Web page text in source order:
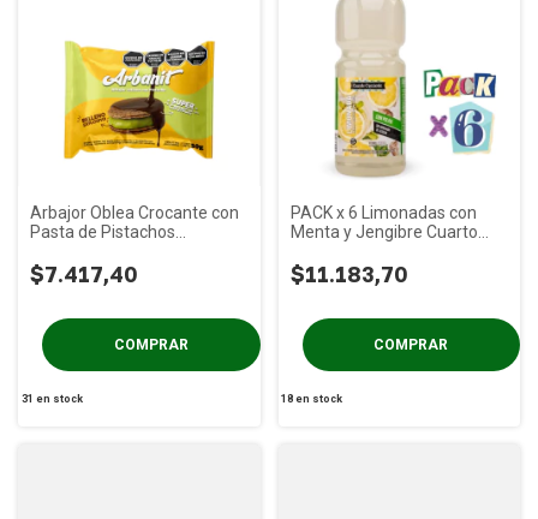
Arbajor Oblea Crocante con
Pasta de Pistachos
$7.417,40
31 en stock
PACK x 6 Limonadas con
Menta y Jengibre Cuarto
$11.183,70
18 en stock